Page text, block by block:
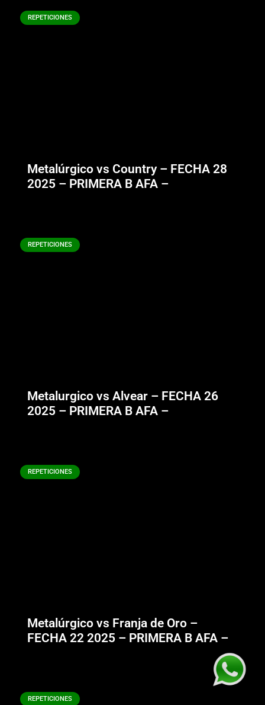
REPETICIONES
Metalúrgico vs Country – FECHA 28
2025 – PRIMERA B AFA –
REPETICIONES
Metalurgico vs Alvear – FECHA 26
2025 – PRIMERA B AFA –
REPETICIONES
Metalúrgico vs Franja de Oro –
FECHA 22 2025 – PRIMERA B AFA –
REPETICIONES